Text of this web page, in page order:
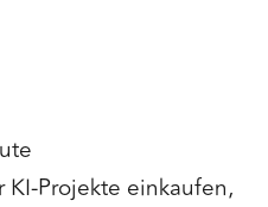
Projekte einkaufen,